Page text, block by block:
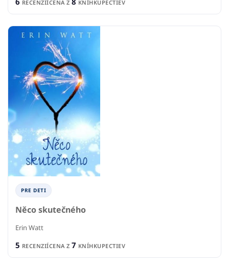
RECENZIÍCENA Z KNÍHKUPECTIEV
PRE DETI
Něco skutečného
Erin Watt
5 RECENZIÍCENA Z 7 KNÍHKUPECTIEV